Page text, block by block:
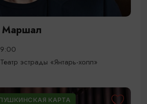
Маршал
эстрады «Янтарь-холл»
КАРТА